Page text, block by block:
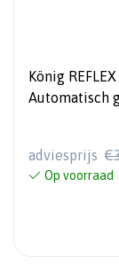
König
Automatisch
adviesprijs
Op voorraad